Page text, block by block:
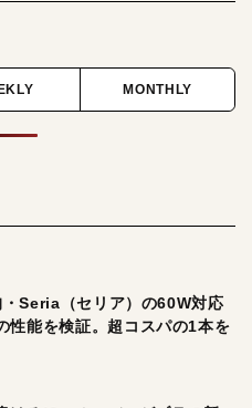
MONTHLY
Seria（セリア）の60W対応
性能を検証。超コスパの1本を